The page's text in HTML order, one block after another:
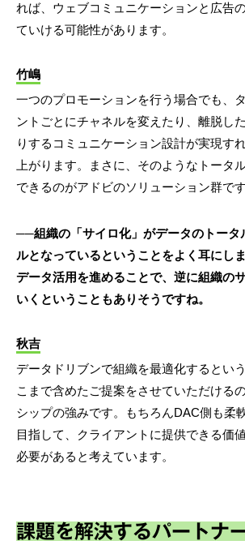
れば、ウェブコミュニケーションと広告
ていける可能性があります。
竹嶋
一つのプロモーションを行う場合でも、
ントごとにチャネルを変えたり、離脱し
りするコミュニケーション設計が実現す
上がります。まさに、そのようなトータ
できるのがアドビのソリューション群です
──組織の「サイロ化」がデータのトータ
ルとなっているということをよく耳にし
データ活用を進めることで、逆に組織の
いくということもありそうですね。
秋吉
データドリブンで組織を最適化するとい
こまで含めたご提案をさせていただける
シップの強みです。もちろんDAC側も柔
目指して、クライアントに提供できる価
必要があると考えています。
課題を解決するパートナ